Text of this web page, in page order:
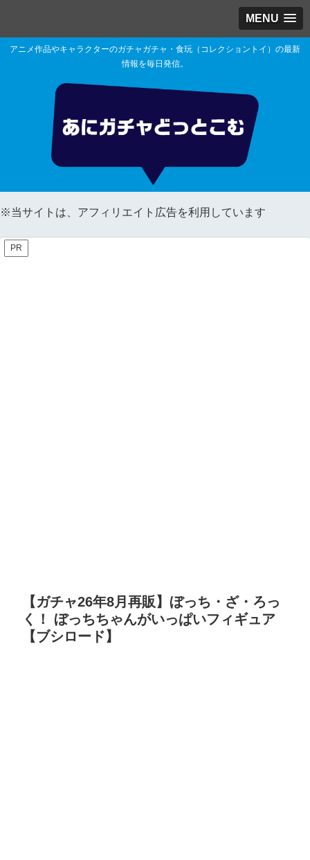
MENU
アニメ作品やキャラクターのガチャガチャ・食玩（コレクショントイ）の最新
情報を毎日発信。
※当サイトは、アフィリエイト広告を利用しています
PR
【ガチャ26年8月再販】ぼっち・ざ・ろっ
く！ ぼっちちゃんがいっぱいフィギュア
【ブシロード】